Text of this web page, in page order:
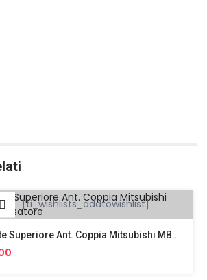
[ti_wishlists_addtowishlist]
Braccio Oscillante Superiore Ant. Coppia Mitsubishi MB831036 Con Ingrassatore